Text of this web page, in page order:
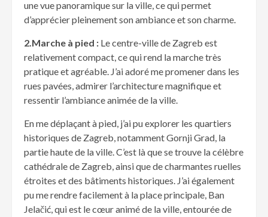
une vue panoramique sur la ville, ce qui permet
d’apprécier pleinement son ambiance et son charme.
2.Marche à pied : Le centre-ville de Zagreb est
relativement compact, ce qui rend la marche très
pratique et agréable. J’ai adoré me promener dans les
rues pavées, admirer l’architecture magnifique et
ressentir l’ambiance animée de la ville.
En me déplaçant à pied, j’ai pu explorer les quartiers
historiques de Zagreb, notamment Gornji Grad, la
partie haute de la ville. C’est là que se trouve la célèbre
cathédrale de Zagreb, ainsi que de charmantes ruelles
étroites et des bâtiments historiques. J’ai également
pu me rendre facilement à la place principale, Ban
Jelačić, qui est le cœur animé de la ville, entourée de